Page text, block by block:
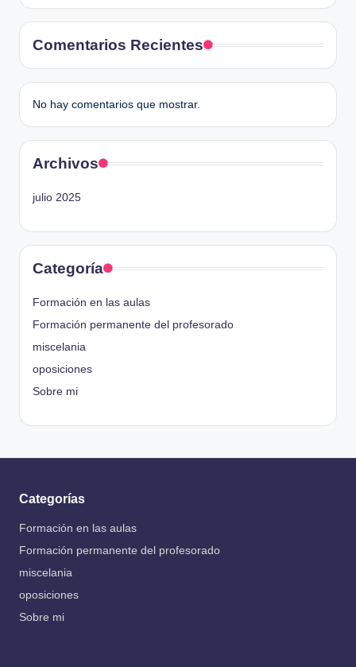
Comentarios Recientes
No hay comentarios que mostrar.
Archivos
julio 2025
Categoría
Formación en las aulas
Formación permanente del profesorado
miscelania
oposiciones
Sobre mi
Categorías
Formación en las aulas
Formación permanente del profesorado
miscelania
oposiciones
Sobre mi